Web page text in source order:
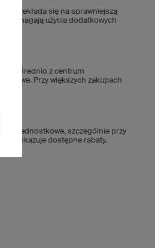
przekłada się na sprawniejszą
wymagają użycia dodatkowych
z centrum
Przy większych zakupach
jednostkowe, szczególnie przy
pokazuje dostępne rabaty.